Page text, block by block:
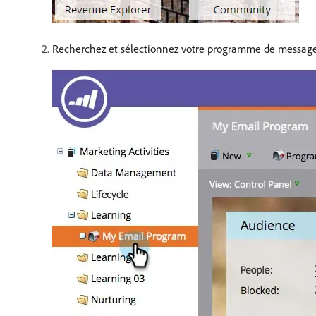
Recherchez et sélectionnez votre programme de